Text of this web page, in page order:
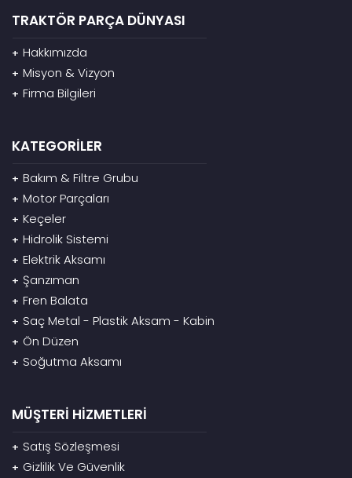
TRAKTÖR PARÇA DÜNYASI
+ Hakkımızda
+ Misyon & Vizyon
+ Firma Bilgileri
KATEGORİLER
+ Bakım & Filtre Grubu
+ Motor Parçaları
+ Keçeler
+ Hidrolik Sistemi
+ Elektrik Aksamı
+ Şanzıman
+ Fren Balata
+ Saç Metal - Plastik Aksam - Kabin
+ Ön Düzen
+ Soğutma Aksamı
MÜŞTERİ HİZMETLERİ
+ Satış Sözleşmesi
+ Gizlilik Ve Güvenlik